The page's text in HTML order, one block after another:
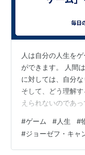
人は自分の人生を
ができます。 人間
に対しては、自分
そして、どう理解
えられないのであ
を捉え、あるいは
か、それは自由な
つとも限りません
#ゲーム #人生 #
#ジョーゼフ・キャ